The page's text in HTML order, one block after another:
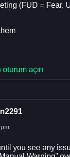
(FUD = Fear,
açın
pm
you see any